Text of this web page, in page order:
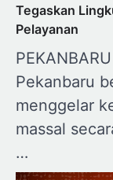
Tegaskan
Pelayanan
Pekanbaru
menggelar
massal
…